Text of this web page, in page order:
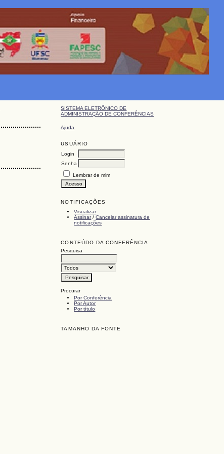
SISTEMA ELETRÔNICO DE
ADMINISTRAÇÃO DE CONFERÊNCIAS
Ajuda
USUÁRIO
Login
Senha
Lembrar de mim
NOTIFICAÇÕES
Visualizar
Assinar/Cancelar assinatura de
notificações
CONTEÚDO DA CONFERÊNCIA
Pesquisa
Procurar
Por Conferência
Por Autor
Por título
TAMANHO DA FONTE